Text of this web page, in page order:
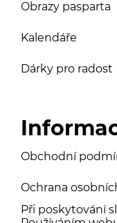
Obrazy pasparta
Kalendáře
Dárky pro radost
Obchodní
Ochrana
Při poskytování